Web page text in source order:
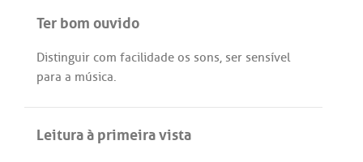
Ter bom ouvido
Distinguir com facilidade os sons, ser sensível
para a música.
Leitura à primeira vista